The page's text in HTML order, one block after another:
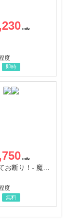
度
即時
度
無料